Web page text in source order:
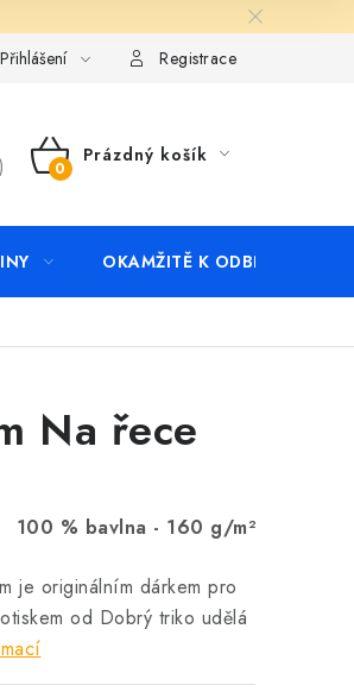
Přihlášení Registrace
NÁKUPNÍ
Prázdný košík
OKAMŽITĚ K ODBĚRU
Na řece
100 % bavlna - 160 g/m²
je originálním dárkem pro
od Dobrý triko udělá